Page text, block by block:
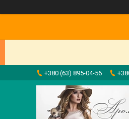
+380 (63) 895-04-56